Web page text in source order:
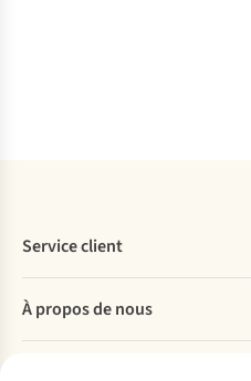
Service client
Commander
Payer
À propos de nous